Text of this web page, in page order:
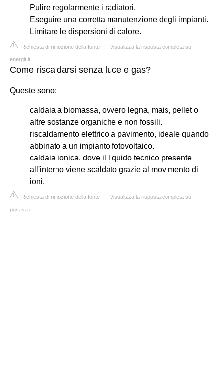
Pulire regolarmente i radiatori.
Eseguire una corretta manutenzione degli impianti.
Limitare le dispersioni di calore.
Richiesta di rimozione della fonte | Visualizza la risposta completa su
energit.it
Come riscaldarsi senza luce e gas?
Queste sono:
caldaia a biomassa, ovvero legna, mais, pellet o
altre sostanze organiche e non fossili.
riscaldamento elettrico a pavimento, ideale quando
abbinato a un impianto fotovoltaico.
caldaia ionica, dove il liquido tecnico presente
all'interno viene scaldato grazie al movimento di
ioni.
Richiesta di rimozione della fonte | Visualizza la risposta completa su
pgcasa.it